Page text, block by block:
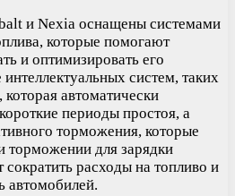
и Nexia оснащены системами
которые помогают
и оптимизировать его
систем, таких
которая автоматически
периоды простоя, а
торможения, которые
торможении для зарядки
сократить расходы на топливо и
автомобилей.